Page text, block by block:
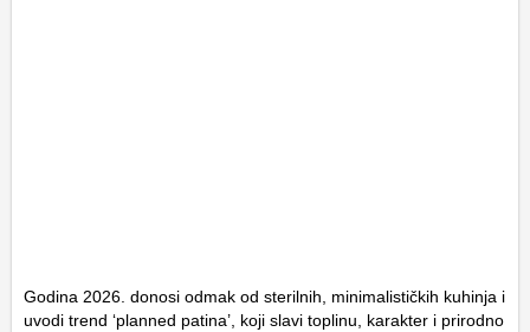
Godina 2026. donosi odmak od sterilnih, minimalističkih kuhinja i
uvodi trend ‘planned patina’, koji slavi toplinu, karakter i prirodno